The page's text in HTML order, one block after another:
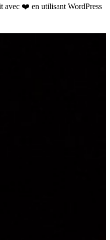
avec ❤️ en utilisant WordPress